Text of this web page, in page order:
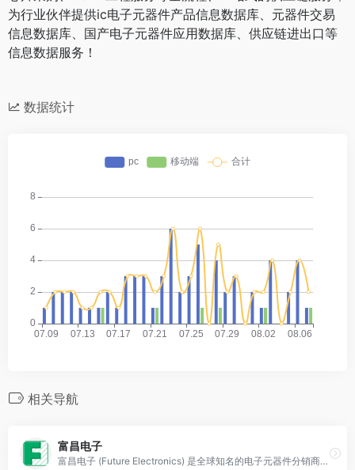
为行业伙伴提供ic电子元器件产品信息数据库、元器件交易
信息数据库、国产电子元器件应用数据库、供应链进出口等
信息数据服务！
数据统计
相关导航
富昌电子
富昌电子 (Future Electronics) 是全球知名的电子元器件分销商，提供多种产品选择和优质的技术支持。